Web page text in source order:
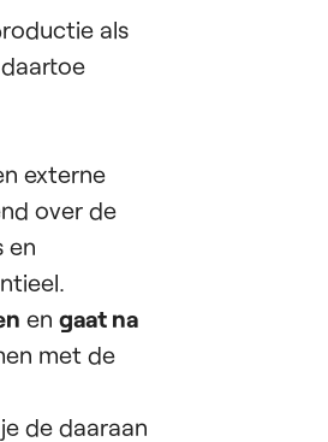
als
externe
over de
en
en gaat na
met de
de daaraan